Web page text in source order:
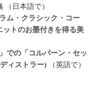
（日本語で）
ム・クラシック・コー
ットのお墨付きを得る美
での「コルバーン・セッ
ィストラー) （英語で）